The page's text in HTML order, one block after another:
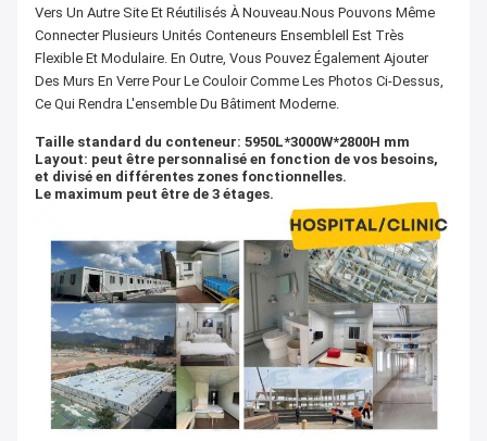
Vers Un Autre Site Et Réutilisés À Nouveau.Nous Pouvons Même
Connecter Plusieurs Unités Conteneurs EnsembleIl Est Très
Flexible Et Modulaire. En Outre, Vous Pouvez Également Ajouter
Des Murs En Verre Pour Le Couloir Comme Les Photos Ci-Dessus,
Ce Qui Rendra L'ensemble Du Bâtiment Moderne.
Taille standard du conteneur: 5950L*3000W*2800H mm
Layout: peut être personnalisé en fonction de vos besoins,
et divisé en différentes zones fonctionnelles.
Le maximum peut être de 3 étages.